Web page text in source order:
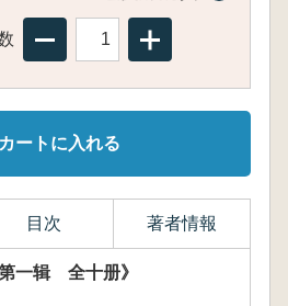
カートに入れる
目次 著者情報
一辑 全十册》